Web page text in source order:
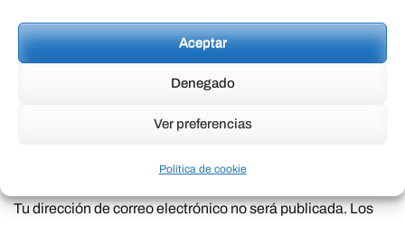
Aceptar
Denegado
Ver preferencias
Política de cookie
Navegación
de
LAVADO CORRECTO
FIESTA DE LA
Deja una respuesta
Tu dirección de correo electrónico no será publicada.Los